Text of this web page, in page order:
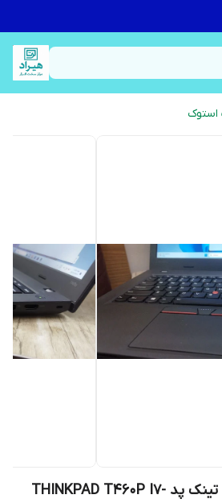
استوک
لپ تاپ استوک اروپای تینک پد THINKPAD T460P I7-